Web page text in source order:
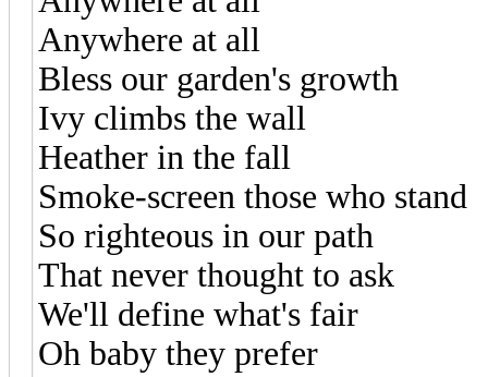
Anywhere at all
Bless our garden's growth
Ivy climbs the wall
Heather in the fall
Smoke-screen those who stand
So righteous in our path
That never thought to ask
We'll define what's fair
Oh baby they prefer